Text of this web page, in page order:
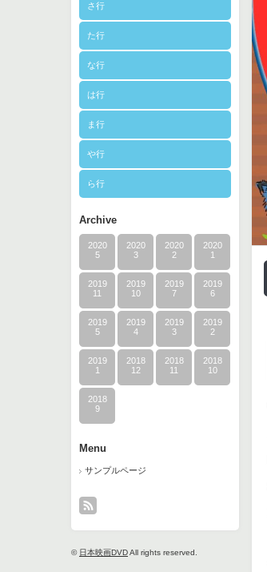
さ行
た行
な行
は行
ま行
や行
ら行
Archive
2020
5
2020
3
2020
2
2020
1
2019
11
2019
10
2019
7
2019
6
2019
5
2019
4
2019
3
2019
2
2019
1
2018
12
2018
11
2018
10
2018
9
Menu
サンプルページ
© 日本映画DVDAll rights reserved.